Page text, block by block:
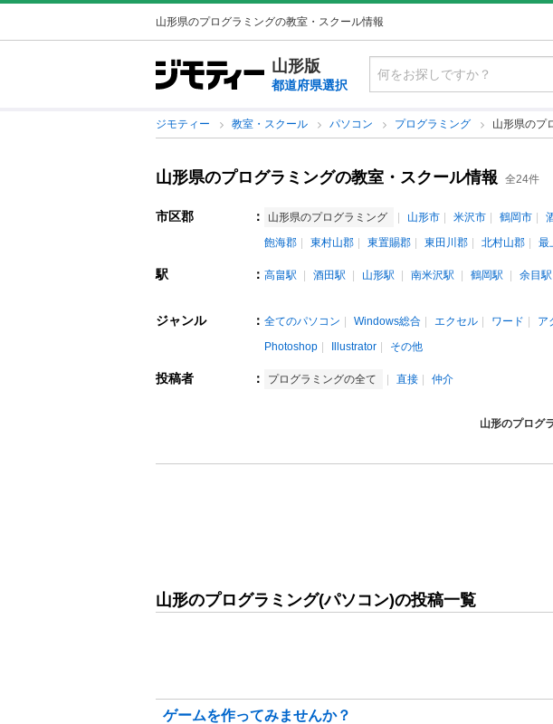
山形県のプログラミングの教室・スクール情報
山形版
都道府県選択
ジモティー 教室・スクール パソコン プログラミング 山形県のプ
山形県のプログラミングの教室・スクール情報 全24件
市区郡 ： 山形県のプログラミング 山形市 米沢市 鶴岡市
飽海郡
東村山郡 東置賜郡 東田川郡 北村山郡 最
駅 ： 高畠駅 酒田駅 山形駅 南米沢駅 鶴岡駅 余目駅
ジャンル ： 全てのパソコン Windows総合 エクセル ワード ア
Photoshop
Illustrator その他
投稿者 ： プログラミングの全て 直接 仲介
山形のプログ
山形のプログラミング(パソコン)の投稿一覧
ゲームを作ってみませんか？